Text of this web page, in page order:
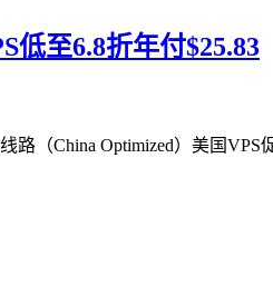
低至6.8折年付$25.83
路（China Optimized）美国